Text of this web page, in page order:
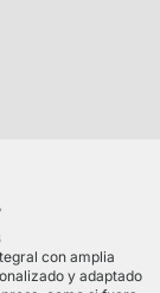
con amplia
y adaptado